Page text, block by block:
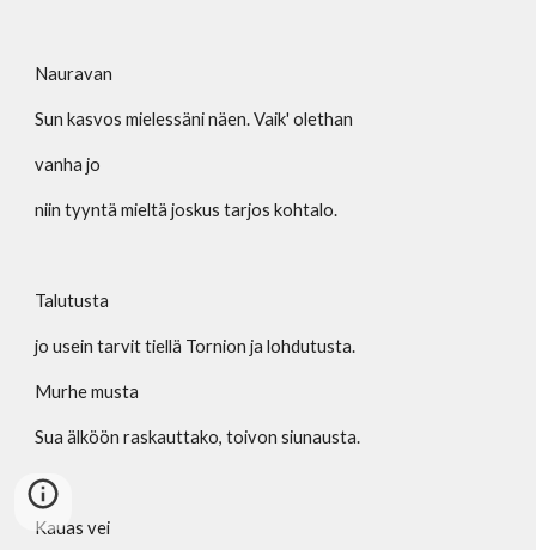
Nauravan
Sun kasvos mielessäni näen. Vaik' olethan
vanha jo
niin tyyntä mieltä joskus tarjos kohtalo.
Talutusta
jo usein tarvit tiellä Tornion ja lohdutusta.
Murhe musta
Sua älköön raskauttako, toivon siunausta.
Kauas vei